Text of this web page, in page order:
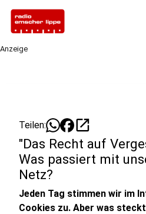
Anzeige
Teilen: open_in_new
"Das Recht auf
Was passiert mit
Netz?
Jeden Tag stimmen wir im
Cookies zu. Aber was